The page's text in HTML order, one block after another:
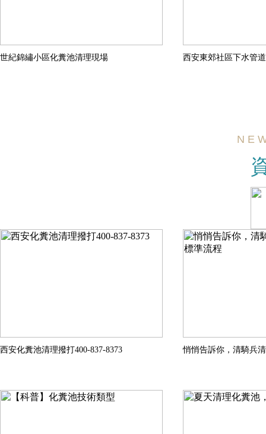
世紀錦繡小區化糞池清理現場 西安東郊社區下水管
N E
西安化糞池清理撥打400-837-8373 悄悄告訴你，清騎兵